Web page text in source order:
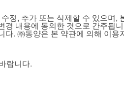
정, 추가 또는 삭제할 수 있으며
내용에 동의한 것으로 간주됩
. ㈜동양은 본 약관에 의해 이
랍니다.